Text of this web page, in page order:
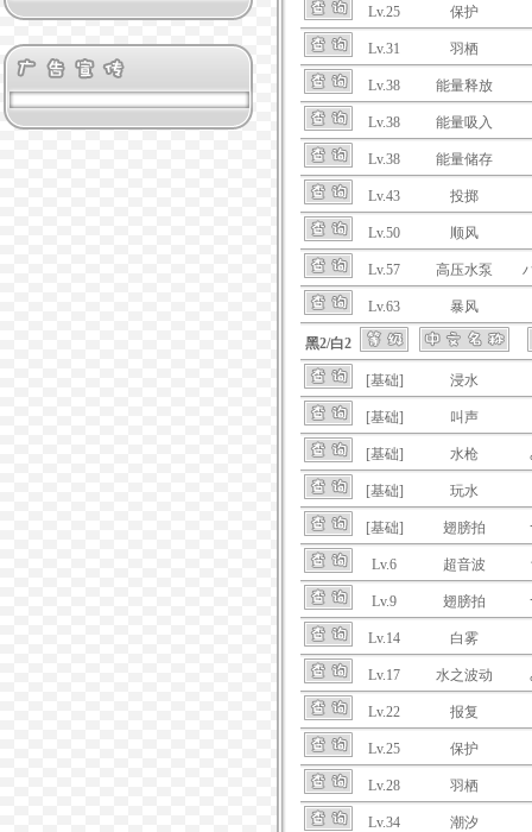
Lv.25 保护
Lv.31 羽栖
Lv.38 能量释放
Lv.38 能量吸入
Lv.38 能量储存
Lv.43 投掷
Lv.50 顺风
Lv.57 高压水泵
Lv.63 暴风
黑2/白2
[基础] 浸水
[基础] 叫声
[基础] 水枪
[基础] 玩水
[基础] 翅膀拍
Lv.6 超音波
Lv.9 翅膀拍
Lv.14 白雾
Lv.17 水之波动
Lv.22 报复
Lv.25 保护
Lv.28 羽栖
Lv.34 潮汐